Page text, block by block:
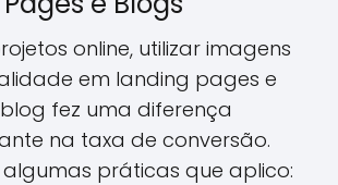
online, utilizar imagens
em landing pages e
fez uma diferença
na taxa de conversão.
práticas que aplico: